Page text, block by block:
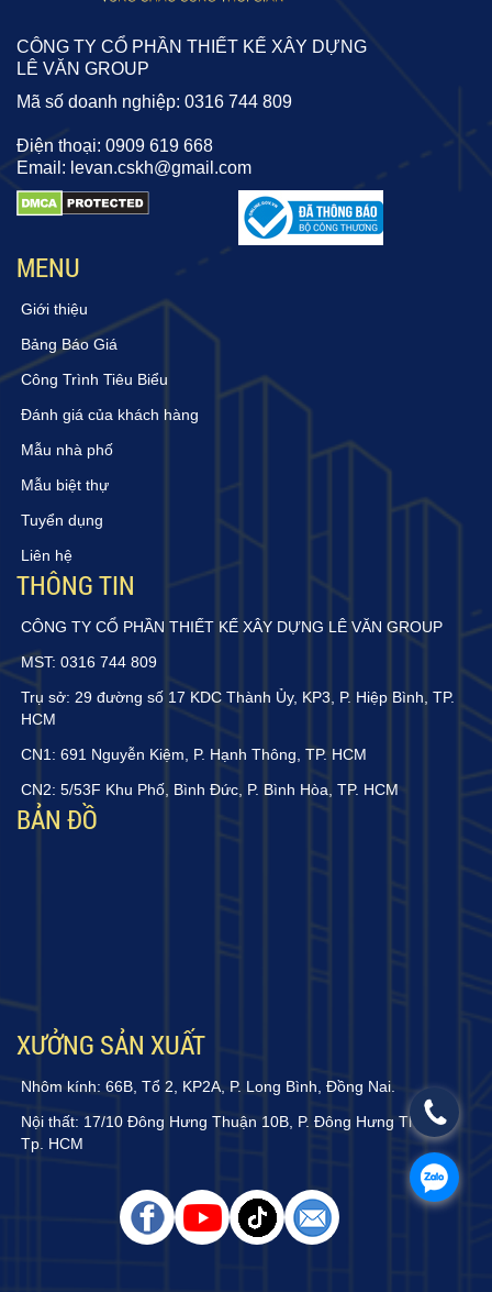
CÔNG TY CỔ PHẦN THIẾT KẾ XÂY DỰNG
LÊ VĂN GROUP
Mã số doanh nghiệp: 0316 744 809
Điện thoại: 0909 619 668
Email: levan.cskh@gmail.com
MENU
Giới thiệu
Bảng Báo Giá
Công Trình Tiêu Biểu
Đánh giá của khách hàng
Mẫu nhà phố
Mẫu biệt thự
Tuyển dụng
Liên hệ
THÔNG TIN
CÔNG TY CỔ PHẦN THIẾT KẾ XÂY DỰNG LÊ VĂN GROUP
MST: 0316 744 809
Trụ sở: 29 đường số 17 KDC Thành Ủy, KP3, P. Hiệp Bình, TP.
HCM
CN1: 691 Nguyễn Kiệm, P. Hạnh Thông, TP. HCM
CN2: 5/53F Khu Phố, Bình Đức, P. Bình Hòa, TP. HCM
BẢN ĐỒ
XƯỞNG SẢN XUẤT
Nhôm kính: 66B, Tổ 2, KP2A, P. Long Bình, Đồng Nai.
Nội thất: 17/10 Đông Hưng Thuận 10B, P. Đông Hưng Thuận,
Tp. HCM